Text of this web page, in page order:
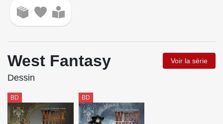
West Fantasy Voir la série
Dessin
BD BD